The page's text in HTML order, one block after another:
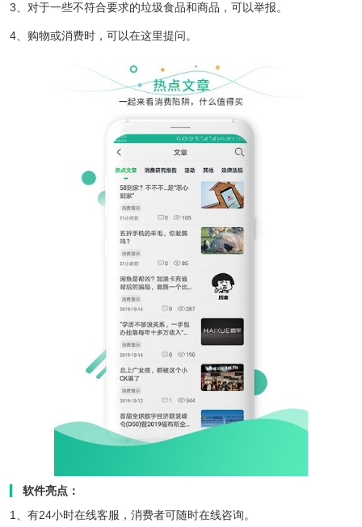
3、对于一些不符合要求的垃圾食品和商品，可以举报。
4、购物或消费时，可以在这里提问。
软件亮点：
1、有24小时在线客服，消费者可随时在线咨询。